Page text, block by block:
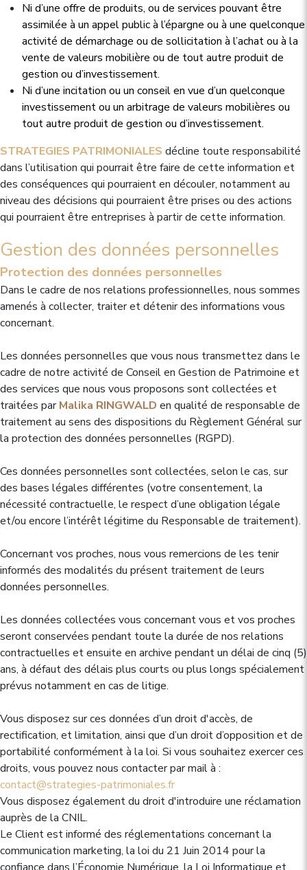
Ni d’une offre de produits, ou de services pouvant être
assimilée à un appel public à l’épargne ou à une quelconque
activité de démarchage ou de sollicitation à l’achat ou à la
vente de valeurs mobilière ou de tout autre produit de
gestion ou d’investissement.
Ni d’une incitation ou un conseil en vue d’un quelconque
investissement ou un arbitrage de valeurs mobilières ou
tout autre produit de gestion ou d’investissement.
STRATEGIES PATRIMONIALES décline toute responsabilité
dans l’utilisation qui pourrait être faire de cette information et
des conséquences qui pourraient en découler, notamment au
niveau des décisions qui pourraient être prises ou des actions
qui pourraient être entreprises à partir de cette information.
Gestion des données personnelles
Protection des données personnelles
Dans le cadre de nos relations professionnelles, nous sommes
amenés à collecter, traiter et détenir des informations vous
concernant.
Les données personnelles que vous nous transmettez dans le
cadre de notre activité de Conseil en Gestion de Patrimoine et
des services que nous vous proposons sont collectées et
traitées parMalika RINGWALD en qualité de responsable de
traitement au sens des dispositions du Règlement Général sur
la protection des données personnelles (RGPD).
Ces données personnelles sont collectées, selon le cas, sur
des bases légales différentes (votre consentement, la
nécessité contractuelle, le respect d’une obligation légale
et/ou encore l’intérêt légitime du Responsable de traitement).
Concernant vos proches, nous vous remercions de les tenir
informés des modalités du présent traitement de leurs
données personnelles.
Les données collectées vous concernant vous et vos proches
seront conservées pendant toute la durée de nos relations
contractuelles et ensuite en archive pendant un délai de cinq (5)
ans, à défaut des délais plus courts ou plus longs spécialement
prévus notamment en cas de litige.
Vous disposez sur ces données d’un droit d'accès, de
rectification, et limitation, ainsi que d’un droit d’opposition et de
portabilité conformément à la loi. Si vous souhaitez exercer ces
droits, vous pouvez nous contacter par mail à :
contact@strategies-patrimoniales.fr
Vous disposez également du droit d'introduire une réclamation
auprès de la CNIL.
Le Client est informé des réglementations concernant la
communication marketing, la loi du 21 Juin 2014 pour la